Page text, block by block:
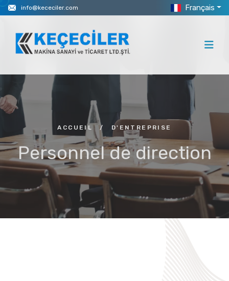
info@kececiler.com Français
ACCUEIL / D'ENTREPRISE
Personnel de direction